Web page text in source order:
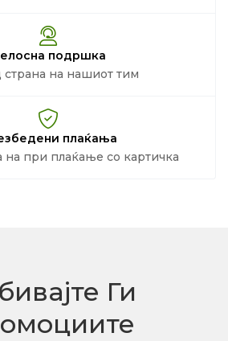
подршка
страна на нашиот тим
плаќања
на при плаќање со картичка
Ги